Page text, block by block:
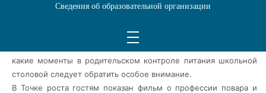
отдела Роспотребнадзора по РХ Юлия Александровна Ильина,
какие моменты в родительском контроле питания школьной
столовой следует обратить особое внимание.
В Точке роста гостям показан фильм о профессии повара и
Сведения об образовательной организации